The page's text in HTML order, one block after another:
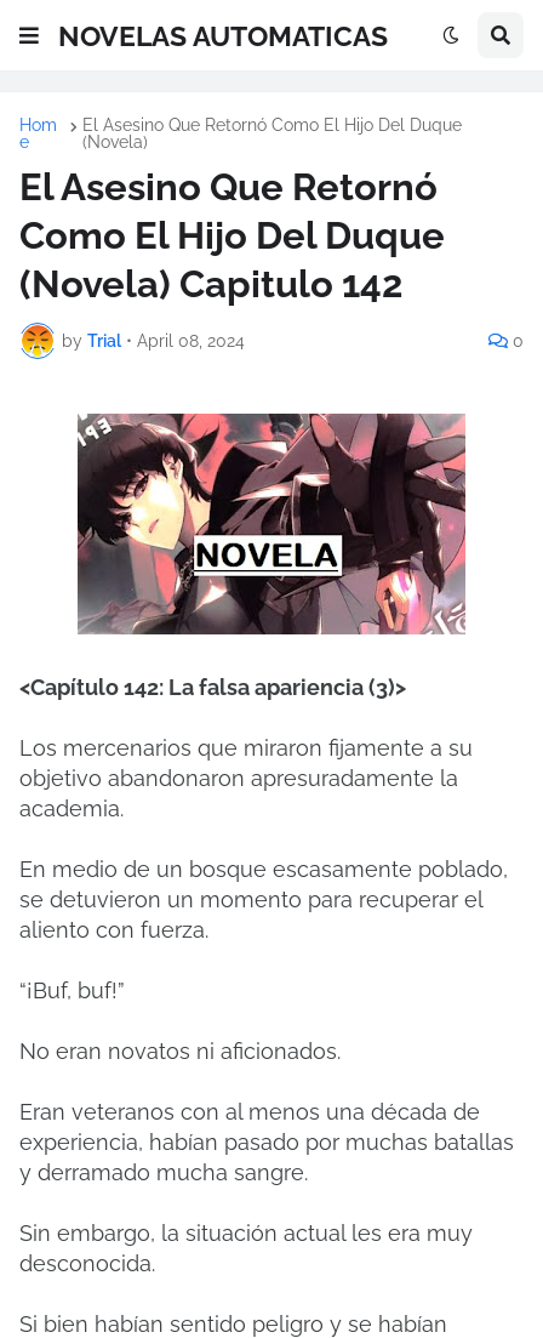
NOVELAS AUTOMATICAS
Hom
e
El Asesino Que Retornó Como El Hijo Del Duque
(Novela)
El Asesino Que Retornó
Como El Hijo Del Duque
(Novela) Capitulo 142
by Trial • April 08, 2024 0
<Capítulo 142: La falsa apariencia (3)>
Los mercenarios que miraron fijamente a su
objetivo abandonaron apresuradamente la
academia.
En medio de un bosque escasamente poblado,
se detuvieron un momento para recuperar el
aliento con fuerza.
“¡Buf, buf!”
No eran novatos ni aficionados.
Eran veteranos con al menos una década de
experiencia, habían pasado por muchas batallas
y derramado mucha sangre.
Sin embargo, la situación actual les era muy
desconocida.
Si bien habían sentido peligro y se habían